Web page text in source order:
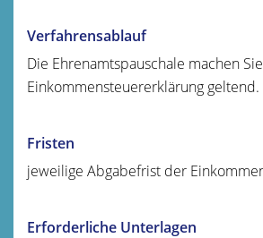
Verfahrensablauf
Die Ehrenamtspauschale machen
Einkommensteuererklärung geltend.
Fristen
jeweilige Abgabefrist der
Erforderliche Unterlagen